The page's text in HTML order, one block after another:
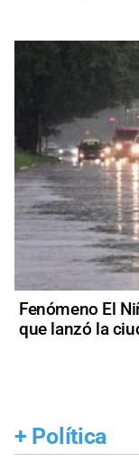
Fenómeno El
que lanzó la
+ Política